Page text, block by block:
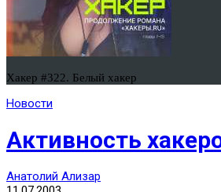
Хакер #322. Белый хакер
Новости
Активность
Анатолий Ализар